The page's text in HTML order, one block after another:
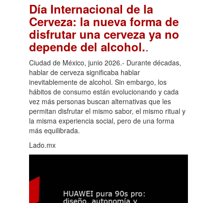
Día Internacional de la
Cerveza: la nueva forma de
disfrutar una cerveza ya no
depende del alcohol..
Ciudad de México, junio 2026.- Durante décadas,
hablar de cerveza significaba hablar
inevitablemente de alcohol. Sin embargo, los
hábitos de consumo están evolucionando y cada
vez más personas buscan alternativas que les
permitan disfrutar el mismo sabor, el mismo ritual y
la misma experiencia social, pero de una forma
más equilibrada.
Lado.mx